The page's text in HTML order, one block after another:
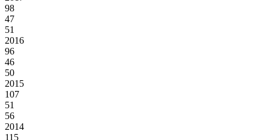
98
47
51
2016
96
46
50
2015
107
51
56
2014
115